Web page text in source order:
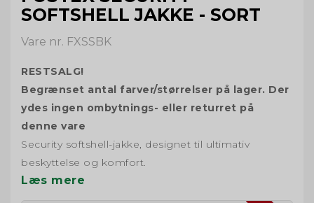
SOFTSHELL JAKKE - SORT
Vare nr. FXSSBK
RESTSALG!
Begrænset antal farver/størrelser på lager. Der
ydes ingen ombytnings- eller returret på
denne vare
Security softshell-jakke, designet til ultimativ
beskyttelse og komfort.
Læs mere